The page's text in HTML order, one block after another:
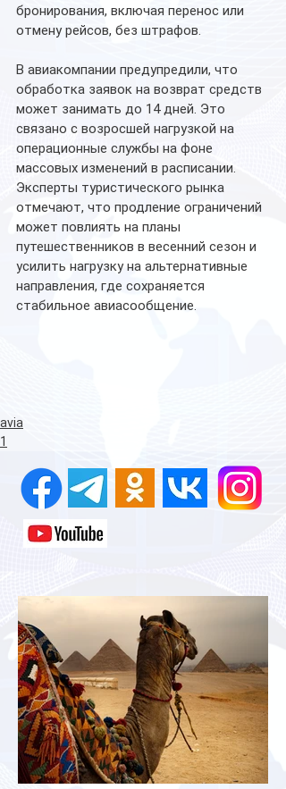
бронирования, включая перенос или
отмену рейсов, без штрафов.
В авиакомпании предупредили, что
обработка заявок на возврат средств
может занимать до 14 дней. Это
связано с возросшей нагрузкой на
операционные службы на фоне
массовых изменений в расписании.
Эксперты туристического рынка
отмечают, что продление ограничений
может повлиять на планы
путешественников в весенний сезон и
усилить нагрузку на альтернативные
направления, где сохраняется
стабильное авиасообщение.
avia
1